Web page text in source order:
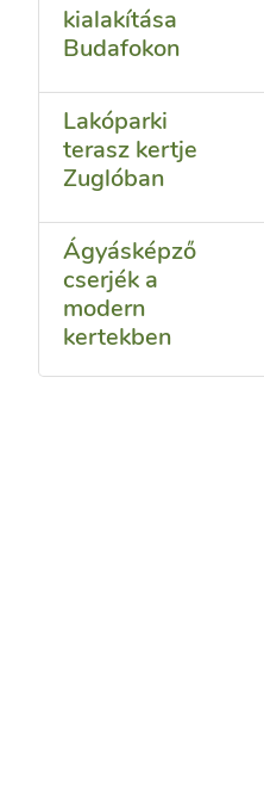
kialakítása
Budafokon
Lakóparki
terasz kertje
Zuglóban
Ágyásképző
cserjék a
modern
kertekben